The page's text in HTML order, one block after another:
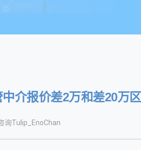
介报价差2万和差20万
询Tulip_EnoChan